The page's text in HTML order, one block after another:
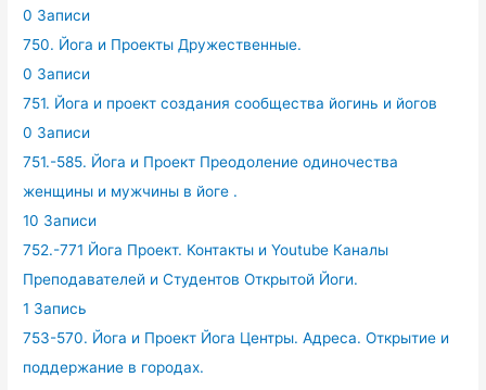
0 Записи
750. Йога и Проекты Дружественные.
0 Записи
751. Йога и проект создания сообщества йогинь и йогов
0 Записи
751.-585. Йога и Проект Преодоление одиночества
женщины и мужчины в йоге .
10 Записи
752.-771 Йога Проект. Контакты и Youtube Каналы
Преподавателей и Студентов Открытой Йоги.
1 Запись
753-570. Йога и Проект Йога Центры. Адреса. Открытие и
поддержание в городах.